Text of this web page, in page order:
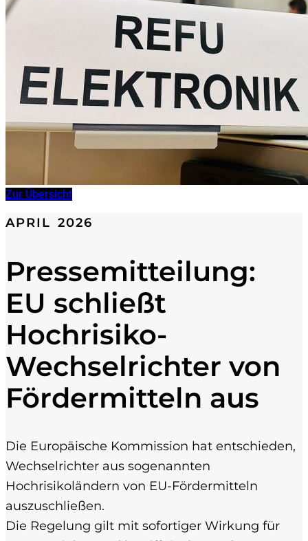
Zur Übersicht
APRIL 2026
Pressemitteilung:
EU schließt
Hochrisiko-
Wechselrichter von
Fördermitteln aus
Die Europäische Kommission hat entschieden,
Wechselrichter aus sogenannten
Hochrisikoländern von EU-Fördermitteln
auszuschließen.
Die Regelung gilt mit sofortiger Wirkung für